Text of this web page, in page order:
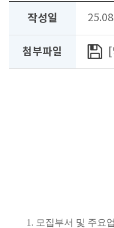
작성일
첨부파일
1. 모집부서 및 주요